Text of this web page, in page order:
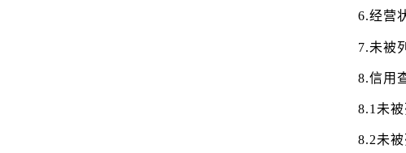
6.经营
7.未被
8.信用
8.1未
8.2未